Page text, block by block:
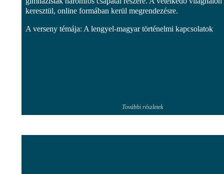
keresztül, online formában kerül megrendezésre.
A verseny témája: A lengyel-magyar történelmi kapcsolatok
További részletek